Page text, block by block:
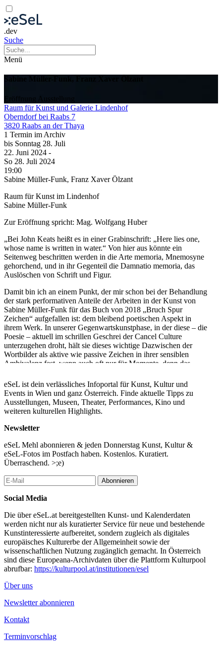
.dev
Suche
Menü
Sabine Müller-Funk, Franz Xaver Ölzant
Eröffnung Ausstellung
Raum für Kunst und Galerie Lindenhof
Oberndorf bei Raabs 7
3820 Raabs an der Thaya
1 Termin im Archiv
bis Sonntag 28. Juli
22. Juni 2024 -
So 28. Juli 2024
19:00
Sabine Müller-Funk, Franz Xaver Ölzant
Raum für Kunst im Lindenhof
Sabine Müller-Funk
Zur Eröffnung spricht: Mag. Wolfgang Huber
„Bei John Keats heißt es in einer Grabinschrift: „Here lies one,
whose name is written in water.“ Von hier aus könnte ein
Seitenweg beschritten werden in die Arte memoria, Mnemosyne
gehorchend, und in ihr Gegenteil die Damnatio memoria, das
Auslöschen von Schrift und Figur.
Damit bin ich an einem Punkt, der mir schon bei der Behandlung
der stark performativen Anteile der Arbeiten in der Kunst von
Sabine Müller-Funk für das Buch von 2018 „Bruch Spur
Zeichen“ aufgefallen ist: dem bleibend poetischen Aspekt in
ihrem Werk. In unserer Gegenwartskunstphase, in der diese – die
Poesie – aktuell im schrillen Geschrei der Cancel Culture
unterzugehen droht, hält sie dieses wichtige Dazwischen der
Wortbilder als aktive wie passive Zeichen in ihrer sensiblen
Ambivalenz fest, wenn auch oft nur für Momente, denn das
Funk mit dem performative turn der 1960 und 70er Jahre
verbindet.“
– Brigitte Borchhardt-Birbaumer, Kunstkritikerin
Galerie Lindenhof
Franz Xaver Ölzant
„Es war besonders der Stein, der ihm wichtig war. Ölzant lebt im
Waldviertel, nahe den ungewöhnlichen Steinen dort und er
empfand diese wie verwandte Seelen. Er tat nur ein Weniges
dazu, eine kleine Intervention, einen Kreis, ein paar Rillen. Er
wollte sie nur mit einem Zeichen versehen, das war ihm dann
schon wichtig.
Seine Arbeiten schuf er in unterschiedlichstem Material von Ton
bis Eisendraht, von Aluminium und Bronze bis Gips, er
experimentierte mit Körperhaftem und Reliefartigem, er gestaltete
Dekoratives und Abstraktes, er erprobte sich an kleinen Objekten
wie an monumentalen Formen. Spürbar ist bei allen seinen
Werken eine Nähe zur Natur, zu ihren Strukturen und zu ihrer
gewachsenen Logik.“
– Angelica Bäumer, Kunstkritikerin
...Mehr lesen
eSeL ist dein verlässliches Infoportal für Kunst, Kultur und
Events in Wien und ganz Österreich. Finde aktuelle Tipps zu
Ausstellungen, Museen, Theater, Performances, Kino und
weiteren kulturellen Highlights.
Newsletter
eSeL Mehl abonnieren & jeden Donnerstag Kunst, Kultur &
eSeL-Fotos im Postfach haben. Kostenlos. Kuratiert.
Überraschend. >;e)
Abonnieren
Social Media
Die über eSeL.at bereitgestellten Kunst- und Kalenderdaten
werden nicht nur als kuratierter Service für neue und bestehende
Kunstinteressierte aufbereitet, sondern zugleich als digitales
europäisches Kulturerbe der Allgemeinheit sowie der
wissenschaftlichen Nutzung zugänglich gemacht. In Österreich
sind diese Europeana-Archivdaten über die Plattform Kulturpool
abrufbar: https://kulturpool.at/institutionen/esel
Über uns
Newsletter abonnieren
Kontakt
Terminvorschlag